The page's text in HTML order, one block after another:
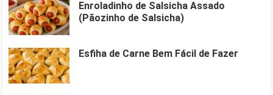
Enroladinho de Salsicha Assado
(Pãozinho de Salsicha)
Esfiha de Carne Bem Fácil de Fazer